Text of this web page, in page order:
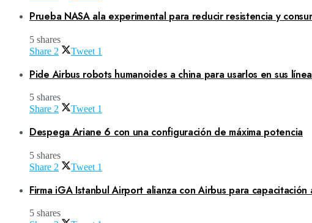
Prueba NASA ala experimental para reducir resistencia y
5 shares
Share 2 Tweet 1
Pide Airbus robots humanoides a china para usarlos en sus
5 shares
Share 2 Tweet 1
Despega Ariane 6 con una configuración de máxima potencia
5 shares
Share 2 Tweet 1
Firma iGA Istanbul Airport alianza con Airbus para capacitación
5 shares